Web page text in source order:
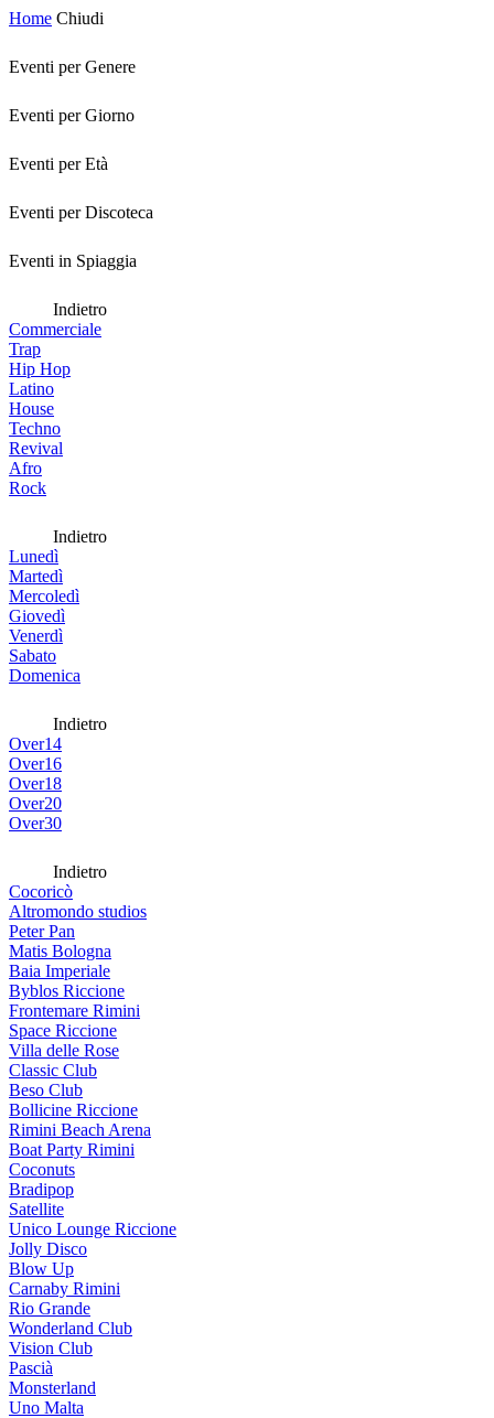
Home Chiudi
Eventi per Genere
Eventi per Giorno
Eventi per Età
Eventi per Discoteca
Eventi in Spiaggia
Indietro
Commerciale
Trap
Hip Hop
Latino
House
Techno
Revival
Afro
Rock
Indietro
Lunedì
Martedì
Mercoledì
Giovedì
Venerdì
Sabato
Domenica
Indietro
Over14
Over16
Over18
Over20
Over30
Indietro
Cocoricò
Altromondo studios
Peter Pan
Matis Bologna
Baia Imperiale
Byblos Riccione
Frontemare Rimini
Space Riccione
Villa delle Rose
Classic Club
Beso Club
Bollicine Riccione
Rimini Beach Arena
Boat Party Rimini
Coconuts
Bradipop
Satellite
Unico Lounge Riccione
Jolly Disco
Blow Up
Carnaby Rimini
Rio Grande
Wonderland Club
Vision Club
Pascià
Monsterland
Uno Malta